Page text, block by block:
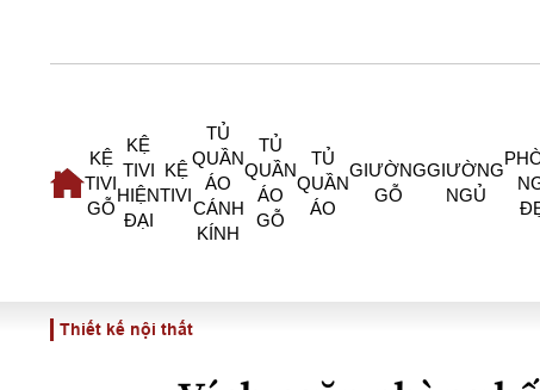
KỆ
TIVI
GỖ
KỆ
TIVI
HIỆN
ĐẠI
KỆ
TIVI
TỦ
QUẦN
ÁO
CÁNH
KÍNH
TỦ
QUẦN
ÁO
GỖ
TỦ
QUẦN
ÁO
GIƯỜNG
GỖ
GIƯỜNG
NGỦ
Thiết kế nội thất